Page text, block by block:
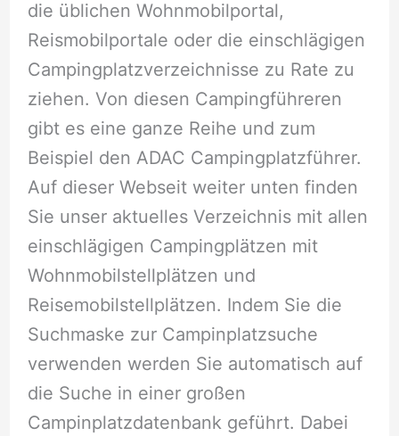
die üblichen Wohnmobilportal,
Reismobilportale oder die einschlägigen
Campingplatzverzeichnisse zu Rate zu
ziehen. Von diesen Campingführeren
gibt es eine ganze Reihe und zum
Beispiel den ADAC Campingplatzführer.
Auf dieser Webseit weiter unten finden
Sie unser aktuelles Verzeichnis mit allen
einschlägigen Campingplätzen mit
Wohnmobilstellplätzen und
Reisemobilstellplätzen. Indem Sie die
Suchmaske zur Campinplatzsuche
verwenden werden Sie automatisch auf
die Suche in einer großen
Campinplatzdatenbank geführt. Dabei